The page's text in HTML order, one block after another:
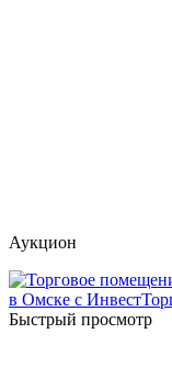
Аукцион
Быстрый просмотр